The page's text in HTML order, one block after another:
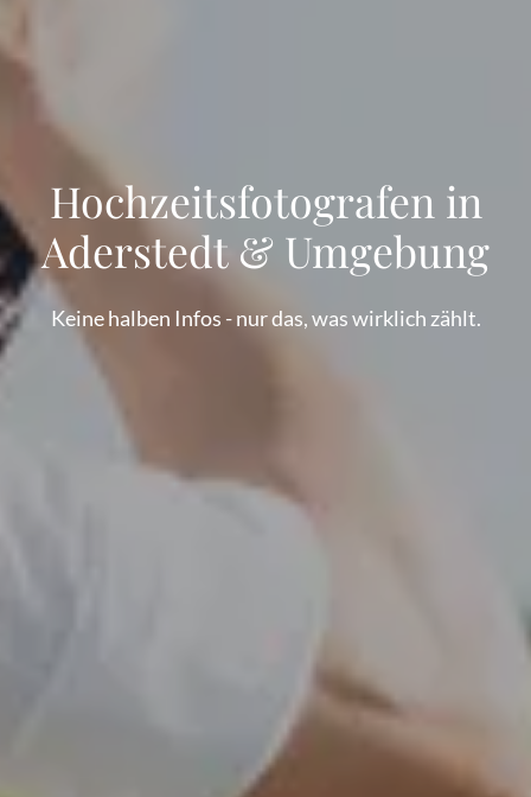
Hochzeitsfotografen in
Aderstedt & Umgebung
Keine halben Infos - nur das, was wirklich zählt.